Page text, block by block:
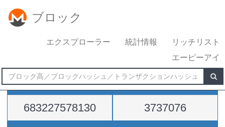
ブロック
エクスプローラー 統計情報
リッチリスト
エーピーアイ
難易度
683227578130
高さ
3737076